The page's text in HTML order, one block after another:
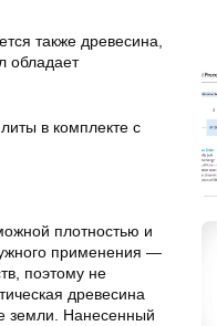
также древесина,
обладает
в комплекте с
плотностью и
применения —
поэтому не
древесина
земли. Нанесенный